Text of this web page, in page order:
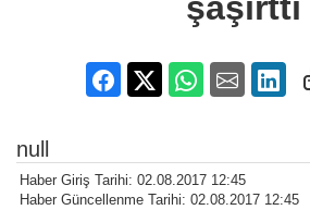
null
Haber Giriş Tarihi: 02.08.2017 12:45
Haber Güncellenme Tarihi: 02.08.2017 12:45